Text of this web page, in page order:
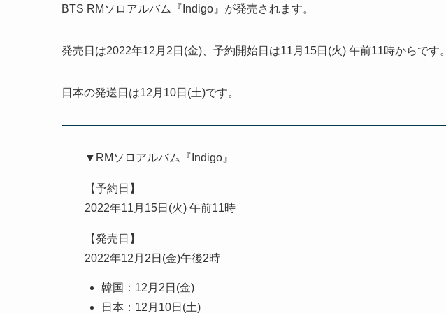
BTS RMソロアルバム『Indigo』が発売されます。
発売日は2022年12月2日(金)、予約開始日は11月15日(火) 午前11時からです。
日本の発送日は12月10日(土)です。
▼RMソロアルバム『Indigo』
【予約日】
2022年11月15日(火) 午前11時
【発売日】
2022年12月2日(金)午後2時
韓国：12月2日(金)
日本：12月10日(土)